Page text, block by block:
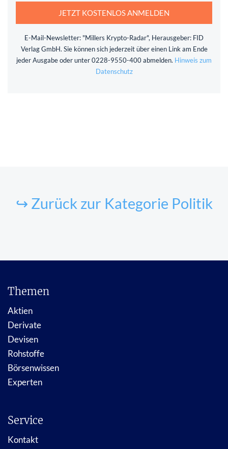
JETZT KOSTENLOS ANMELDEN
E-Mail-Newsletter: "Millers Krypto-Radar", Herausgeber: FID
Verlag GmbH. Sie können sich jederzeit über einen Link am Ende
jeder Ausgabe oder unter 0228-9550-400 abmelden. Hinweis zum
Datenschutz
↪ Zurück zur Kategorie Politik
Themen
Aktien
Derivate
Devisen
Rohstoffe
Börsenwissen
Experten
Service
Kontakt